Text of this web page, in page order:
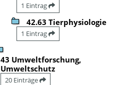
1 Eintrag
42.63 Tierphysiologie
1 Eintrag
43 Umweltforschung,
Umweltschutz
20 Einträge